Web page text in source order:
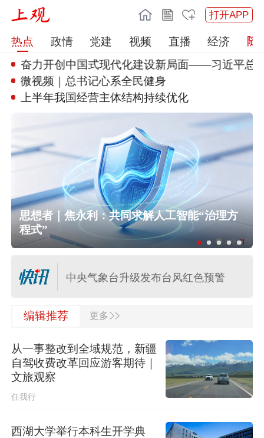
打开APP
热点 政情 党建 视频 直播
经济
奋力开创中国式现代化建设新局面——习近平总书
微视频｜总书记心系全民健身
上半年我国经营主体结构持续优化
思想者｜焦永利：共同求解人工智能“治理方
程式”
美军称已迫使53艘商船改变航线
中央气象台升级发布台风红色预警
上海更新中心城区暴雨黄色预警信号
中央气象台三预警齐发，“白海豚”最新
位置公布
2026年7月份居民消费价格同比上涨
编辑推荐 更多 >>
从一事整改到全域规范，新疆
自驾收费改革回应游客期待｜
文旅观察
任我行
西湖大学举行本科生开学典